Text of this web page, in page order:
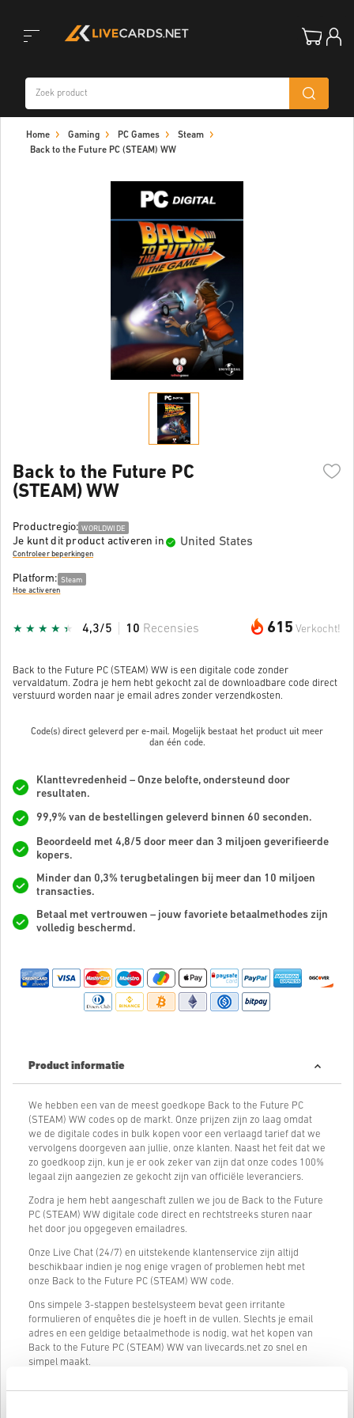
navigation
Home Gaming PC Games
Steam
Back to the Future PC (STEAM) WW
Back to the Future PC
(STEAM) WW
Productregio: WORLDWIDE
Je kunt dit product activeren in United States
Controleer beperkingen
Platform: Steam
Hoe activeren
615 Verkocht!
4,3/5 10 Recensies
Back to the Future PC (STEAM) WW is een digitale code zonder
vervaldatum. Zodra je hem hebt gekocht zal de downloadbare code direct
verstuurd worden naar je email adres zonder verzendkosten.
Code(s) direct geleverd per e-mail. Mogelijk bestaat het product uit meer
dan één code.
Klanttevredenheid – Onze belofte, ondersteund door
resultaten.
99,9% van de bestellingen geleverd binnen 60 seconden.
Beoordeeld met 4,8/5 door meer dan 3 miljoen geverifieerde
kopers.
Minder dan 0,3% terugbetalingen bij meer dan 10 miljoen
transacties.
Betaal met vertrouwen – jouw favoriete betaalmethodes zijn
volledig beschermd.
Product informatie
We hebben een van de meest goedkope Back to the Future PC
(STEAM) WW codes op de markt. Onze prijzen zijn zo laag omdat
we de digitale codes in bulk kopen voor een verlaagd tarief dat we
vervolgens doorgeven aan jullie, onze klanten. Naast het feit dat we
zo goedkoop zijn, kun je er ook zeker van zijn dat onze codes 100%
legaal zijn aangezien ze gekocht zijn van officiële leveranciers.
Zodra je hem hebt aangeschaft zullen we jou de Back to the Future
PC (STEAM) WW digitale code direct en rechtstreeks sturen naar
het door jou opgegeven emailadres.
Onze Live Chat (24/7) en uitstekende klantenservice zijn altijd
beschikbaar indien je nog enige vragen of problemen hebt met
onze Back to the Future PC (STEAM) WW code.
Ons simpele 3-stappen bestelsysteem bevat geen irritante
formulieren of enquêtes die je hoeft in de vullen. Slechts je email
adres en een geldige betaalmethode is nodig, wat het kopen van
Back to the Future PC (STEAM) WW van livecards.net zo snel en
simpel maakt.